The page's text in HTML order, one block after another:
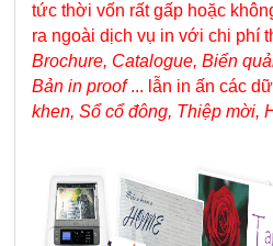
tức thời vốn rất gấp hoặc
ra ngoài dịch vụ in với chi phí
Brochure, Catalogue, Biển
Bản in proof... lẫn in ấn các
khen, Sổ cổ đông, Thiệp mời,